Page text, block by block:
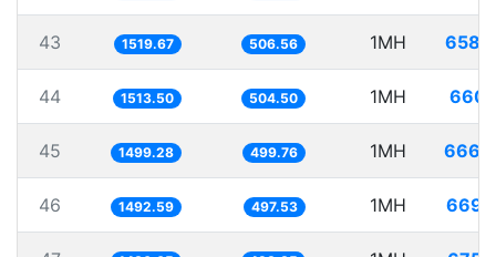
43 1519.67 506.56 1MH
44 1513.50 504.50 1MH
45 1499.28 499.76 1MH
46 1492.59 497.53 1MH